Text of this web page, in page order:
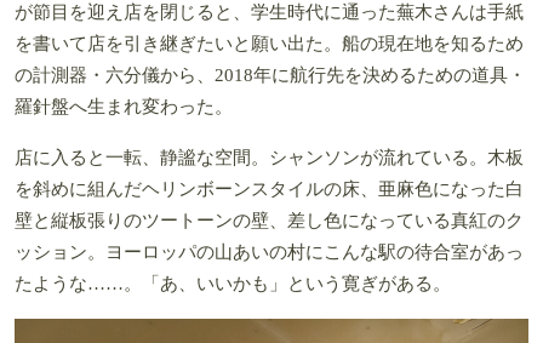
が節目を迎え店を閉じると、学生時代に通った蕪木さんは手紙
を書いて店を引き継ぎたいと願い出た。船の現在地を知るため
の計測器・六分儀から、2018年に航行先を決めるための道具・
羅針盤へ生まれ変わった。
店に入ると一転、静謐な空間。シャンソンが流れている。木板
を斜めに組んだヘリンボーンスタイルの床、亜麻色になった白
壁と縦板張りのツートーンの壁、差し色になっている真紅のク
ッション。ヨーロッパの山あいの村にこんな駅の待合室があっ
たような……。「あ、いいかも」という寛ぎがある。